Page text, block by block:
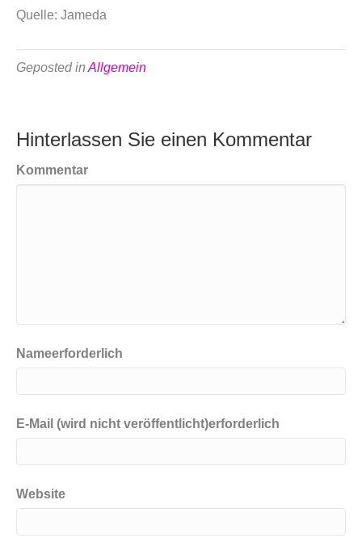
Quelle: Jameda
Geposted in Allgemein
Hinterlassen Sie einen Kommentar
Kommentar
Nameerforderlich
E-Mail (wird nicht veröffentlicht)erforderlich
Website